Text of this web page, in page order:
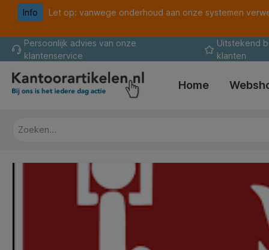
Ga naar de hoofdnavigatie
Info Let op: vanwege onderhoud aan onze systemen
Persoonlijk advies van onze
klantenservice
Uitstekend
klanten
Home